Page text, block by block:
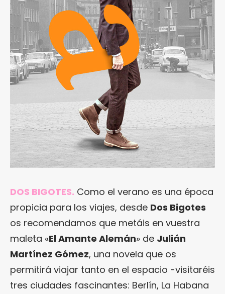
DOS BIGOTES. Como el verano es una época
propicia para los viajes, desde Dos Bigotes
os recomendamos que metáis en vuestra
maleta «El Amante Alemán» de Julián
Martínez Gómez, una novela que os
permitirá viajar tanto en el espacio -visitaréis
tres ciudades fascinantes: Berlín, La Habana